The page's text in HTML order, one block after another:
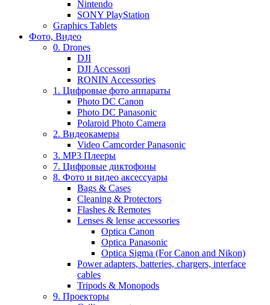
Nintendo
SONY PlayStation
Graphics Tablets
Фото, Видео
0. Drones
DJI
DJI Accessori
RONIN Accessories
1. Цифровые фото аппараты
Photo DC Canon
Photo DC Panasonic
Polaroid Photo Camera
2. Видеокамеры
Video Camcorder Panasonic
3. MP3 Плееры
7. Цифровые диктофоны
8. Фото и видео аксессуары
Bags & Cases
Cleaning & Protectors
Flashes & Remotes
Lenses & lense accessories
Optica Canon
Optica Panasonic
Optica Sigma (For Canon and Nikon)
Power adapters, batteries, chargers, interface
cables
Tripods & Monopods
9. Проекторы